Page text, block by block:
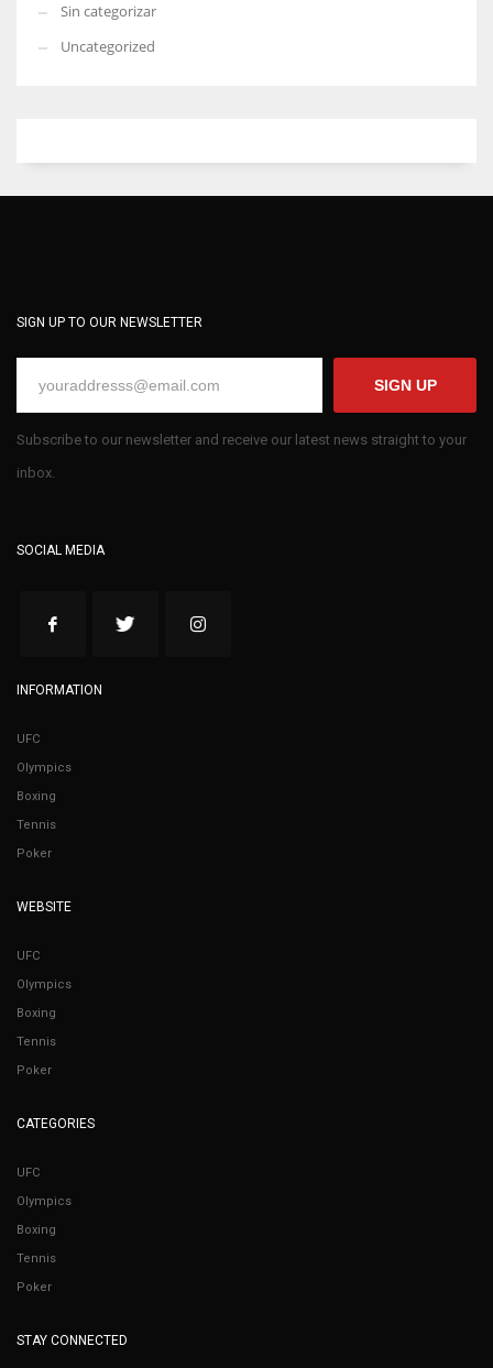
Sin categorizar
Uncategorized
SIGN UP TO OUR NEWSLETTER
SIGN UP
Subscribe to our newsletter and receive our latest news straight to your
inbox.
SOCIAL MEDIA
INFORMATION
UFC
Olympics
Boxing
Tennis
Poker
WEBSITE
UFC
Olympics
Boxing
Tennis
Poker
CATEGORIES
UFC
Olympics
Boxing
Tennis
Poker
STAY CONNECTED